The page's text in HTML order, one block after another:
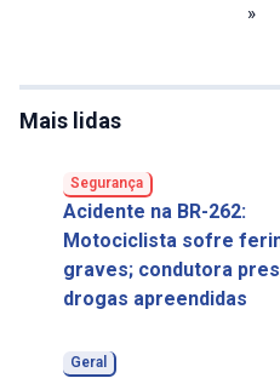
»
Mais lidas
Segurança
Acidente na BR-262:
Motociclista sofre
graves; condutora
drogas apreendidas
Geral